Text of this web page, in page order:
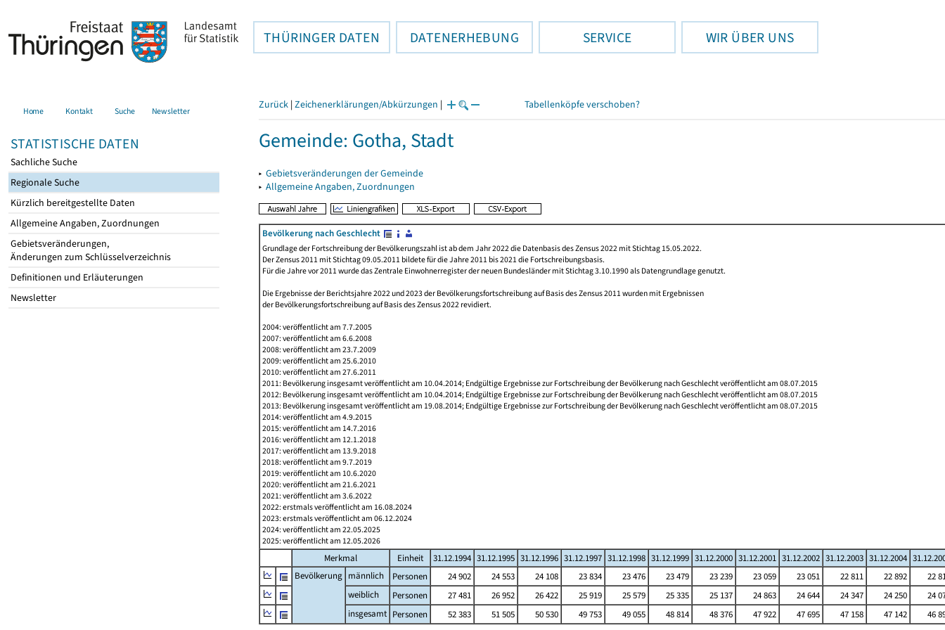
THÜRINGER DATEN DATENERHEBUNG SERVICE WIR ÜBER UNS
Home Kontakt Suche Newsletter
STATISTISCHE DATEN
Sachliche Suche
Regionale Suche
Kürzlich bereitgestellte Daten
Allgemeine Angaben, Zuordnungen
Gebietsveränderungen,
Änderungen zum Schlüsselverzeichnis
Definitionen und Erläuterungen
Newsletter
Zurück | Zeichenerklärungen/Abkürzungen | Tabellenköpfe verschoben?
Gemeinde: Gotha, Stadt
▸ Gebietsveränderungen der Gemeinde
▸ Allgemeine Angaben, Zuordnungen
Bevölkerung nach Geschlecht
Grundlage der Fortschreibung der Bevölkerungszahl ist ab dem Jahr 2022 die Datenbasis des Zensus 2022 mit Stichtag 15.05.2022.
Der Zensus 2011 mit Stichtag 09.05.2011 bildete für die Jahre 2011 bis 2021 die Fortschreibungsbasis.
Für die Jahre vor 2011 wurde das Zentrale Einwohnerregister der neuen Bundesländer mit Stichtag 3.10.1990 als Datengrundlage genutzt.
Die Ergebnisse der Berichtsjahre 2022 und 2023 der Bevölkerungsfortschreibung auf Basis des Zensus 2011 wurden mit Ergebnissen
der Bevölkerungsfortschreibung auf Basis des Zensus 2022 revidiert.
2004: veröffentlicht am 7.7.2005
2007: veröffentlicht am 6.6.2008
2008: veröffentlicht am 23.7.2009
2009: veröffentlicht am 25.6.2010
2010: veröffentlicht am 27.6.2011
2011: Bevölkerung insgesamt veröffentlicht am 10.04.2014; Endgültige Ergebnisse zur Fortschreibung der Bevölkerung nach Geschlecht veröffentlicht am 08.07.2015
2012: Bevölkerung insgesamt veröffentlicht am 10.04.2014; Endgültige Ergebnisse zur Fortschreibung der Bevölkerung nach Geschlecht veröffentlicht am 08.07.2015
2013: Bevölkerung insgesamt veröffentlicht am 19.08.2014; Endgültige Ergebnisse zur Fortschreibung der Bevölkerung nach Geschlecht veröffentlicht am 08.07.2015
2014: veröffentlicht am 4.9.2015
2015: veröffentlicht am 14.7.2016
2016: veröffentlicht am 12.1.2018
2017: veröffentlicht am 13.9.2018
2018: veröffentlicht am 9.7.2019
2019: veröffentlicht am 10.6.2020
2020: veröffentlicht am 21.6.2021
2021: veröffentlicht am 3.6.2022
2022: erstmals veröffentlicht am 16.08.2024
2023: erstmals veröffentlicht am 06.12.2024
2024: veröffentlicht am 22.05.2025
2025: veröffentlicht am 12.05.2026
Merkmal Einheit 31.12.1994 31.12.1995 31.12.1996 31.12.1997 31.12.1998 31.12.1999 31.12.2000 31.12.2001 31.12.2002 31.12.2003 31.12.2004
Bevölkerung männlich Personen 24 902 24 553 24 108 23 834 23 476 23 479 23 239 23 059 23 051 22 811 22 892
22
weiblich
Personen 27 481 26 952 26 422 25 919 25 579 25 335 25 137 24 863 24 644 24 347 24 250
24
insgesamt Personen 52 383 51 505 50 530 49 753 49 055 48 814 48 376 47 922 47 695 47 158 47 142 46